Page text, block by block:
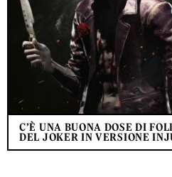
C’È UNA BUONA DOSE DI
DEL JOKER IN VERSIONE